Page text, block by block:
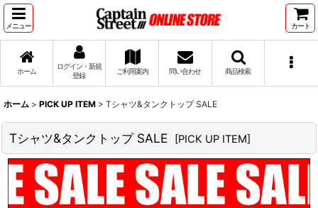
メニュー カート
ホーム
ログイン・新規
登録
ご利用案内 問い合わせ 商品検索
ホーム > PICK UP ITEM > Tシャツ&タンクトップ SALE
Tシャツ&タンクトップ SALE [PICK UP ITEM]